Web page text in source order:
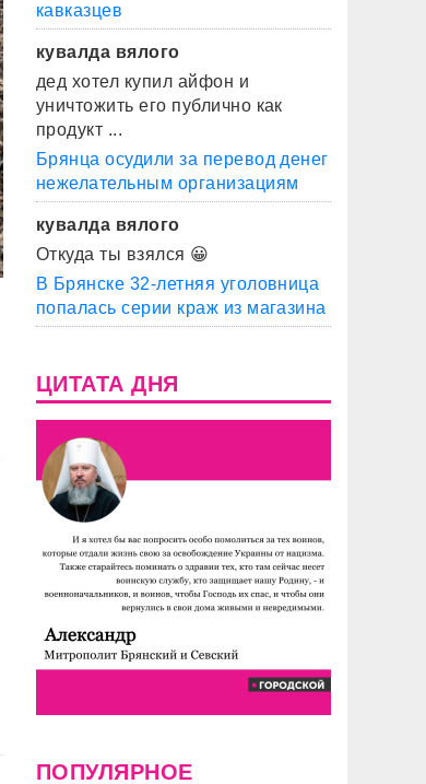
кавказцев
кувалда вялого
дед хотел купил айфон и
уничтожить его публично как
продукт ...
Брянца осудили за перевод денег
нежелательным организациям
кувалда вялого
Откуда ты взялся 😀
В Брянске 32-летняя уголовница
попалась серии краж из магазина
ЦИТАТА ДНЯ
ПОПУЛЯРНОЕ